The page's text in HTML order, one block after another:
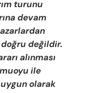
turunu
devam
değildir.
alınması
ile
olarak